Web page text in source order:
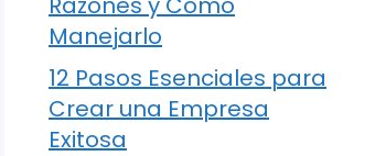
Manejarlo
12 Pasos Esenciales para
Crear una Empresa
Exitosa